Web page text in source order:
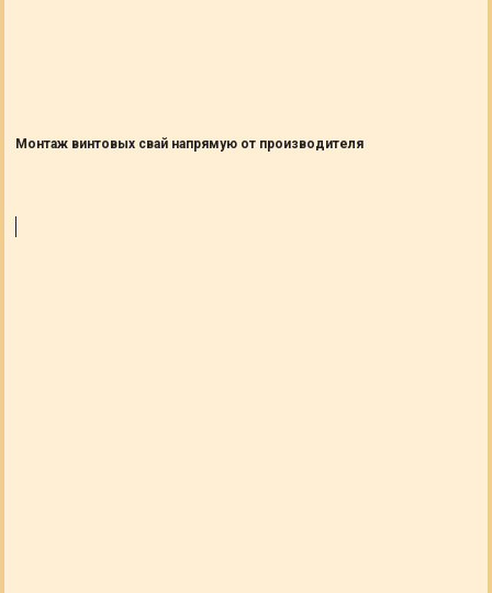
Монтаж винтовых свай напрямую от производителя